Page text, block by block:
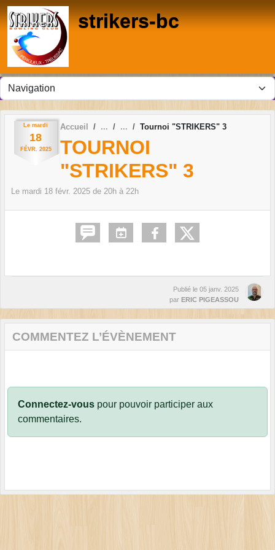
strikers-bc
Le mardi
18
FÉVR. 2025
Accueil Tournoi "STRIKERS" 3
TOURNOI
"STRIKERS" 3
Le mardi 18 févr. 2025 de 20h à 22h
Publié le 05 janv. 2025
par ERIC PIGEASSOU
COMMENTEZ L’ÉVÈNEMENT
Connectez-vous pour pouvoir participer aux
commentaires.
Panneau de gestion des cookies